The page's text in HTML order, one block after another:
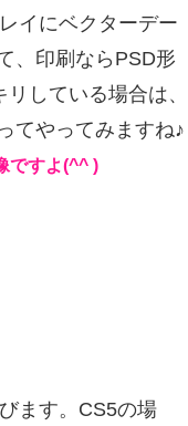
イにベクターデー
、印刷ならPSD形
している場合は、
てやってみますね♪
ですよ(^^ )
ます。CS5の場